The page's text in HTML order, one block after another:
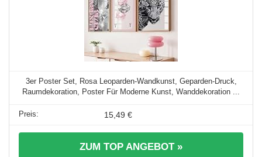
3er Poster Set, Rosa Leoparden-Wandkunst, Geparden-Druck,
Raumdekoration, Poster Für Moderne Kunst, Wanddekoration ...
15,49 €
ZUM TOP ANGEBOT »